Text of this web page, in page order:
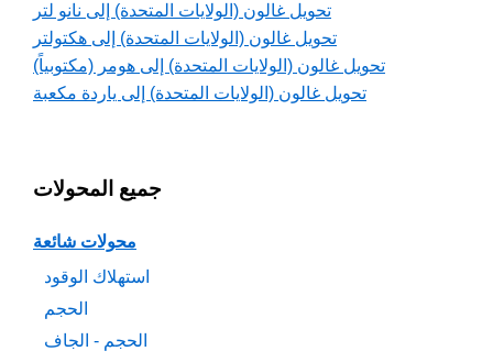
تحويل غالون (الولايات المتحدة) إلى نانو لتر
تحويل غالون (الولايات المتحدة) إلى هكتولتر
تحويل غالون (الولايات المتحدة) إلى هومر (مكتوبياً)
تحويل غالون (الولايات المتحدة) إلى ياردة مكعبة
جميع المحولات
محولات شائعة
استهلاك الوقود
الحجم
الحجم - الجاف